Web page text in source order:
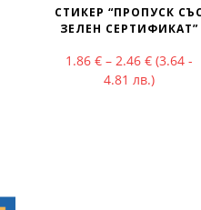
1.86 € through 3.18 €
СТИКЕР “ПРОПУСК
ЗЕЛЕН СЕРТИФИКАТ”
1.86 € – 2.46 €Price
(3.64 -
4.81 лв.)